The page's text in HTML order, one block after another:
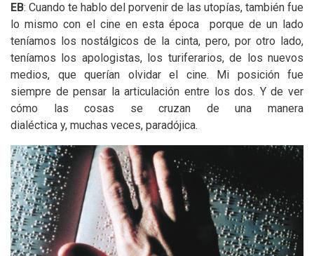
EB: Cuando te hablo del porvenir de las utopías, también fue
lo mismo con el cine en esta época porque de un lado
teníamos los nostálgicos de la cinta, pero, por otro lado,
teníamos los apologistas, los turiferarios, de los nuevos
medios, que querían olvidar el cine. Mi posición fue
siempre de pensar la articulación entre los dos. Y de ver
cómo las cosas se cruzan de una manera
dialéctica y, muchas veces, paradójica.